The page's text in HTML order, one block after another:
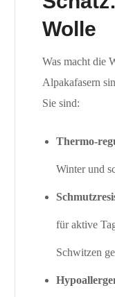
Wolle
Was macht die
Alpakafasern
Sie sind:
Thermo-
Winter und
für aktive
Schwitzen